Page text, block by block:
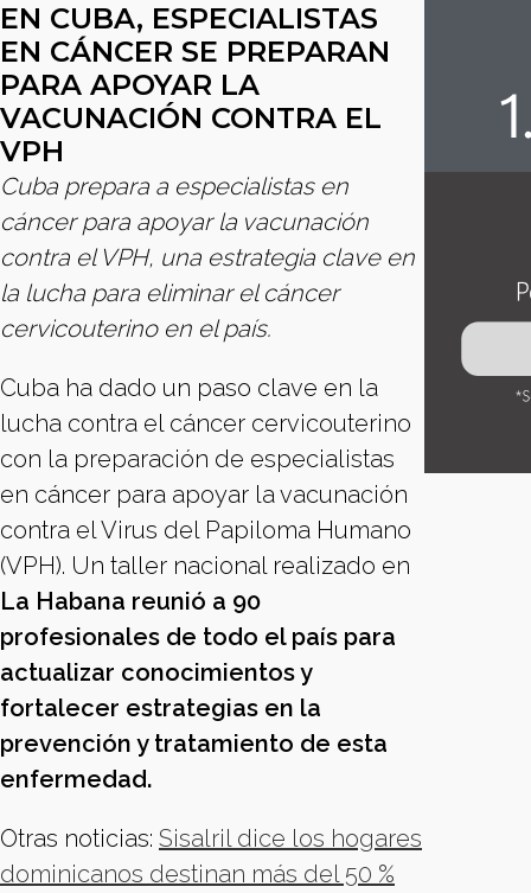
EN CUBA, ESPECIALISTAS
EN CÁNCER SE PREPARAN
PARA APOYAR LA
VACUNACIÓN CONTRA EL
VPH
Cuba prepara a especialistas en
cáncer para apoyar la vacunación
contra el VPH, una estrategia clave en
la lucha para eliminar el cáncer
cervicouterino en el país.
Cuba ha dado un paso clave en la
lucha contra el cáncer cervicouterino
con la preparación de especialistas
en cáncer para apoyar la vacunación
contra el Virus del Papiloma Humano
(VPH). Un taller nacional realizado en
La Habana reunió a 90
profesionales de todo el país para
actualizar conocimientos y
fortalecer estrategias en la
prevención y tratamiento de esta
enfermedad.
Otras noticias: Sisalril dice los hogares
dominicanos destinan más del 50 %